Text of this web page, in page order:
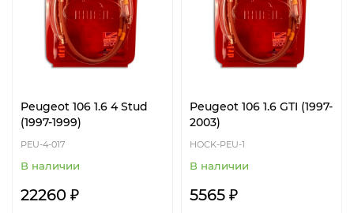
Peugeot 106 1.6 4 Stud
(1997-1999)
PEU-4-017
В наличии
22260 ₽
Peugeot 106 1.6 GTI (1997-
2003)
HOCK-PEU-1
В наличии
5565 ₽